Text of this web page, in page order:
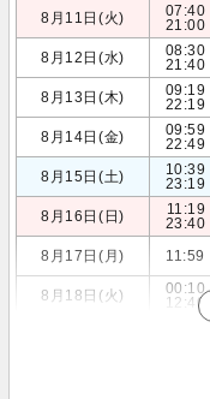
8月11日(火)
07:40
21:00
8月12日(水)
08:30
21:40
8月13日(木)
09:19
22:19
8月14日(金)
09:59
22:49
8月15日(土)
10:39
23:19
8月16日(日)
11:19
23:40
8月17日(月) 11:59
8月18日(火)
00:10
12:40